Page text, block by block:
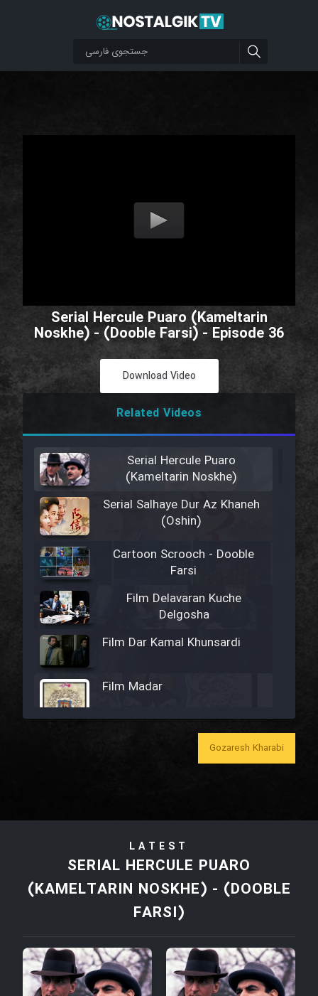
Serial Hercule Puaro (Kameltarin
Noskhe) - (Dooble Farsi) - Episode 36
Download Video
Related Videos
Serial Hercule Puaro
(Kameltarin Noskhe)
Serial Salhaye Dur Az Khaneh
(Oshin)
Cartoon Scrooch - Dooble
Farsi
Film Delavaran Kuche
Delgosha
Film Dar Kamal Khunsardi
Film Madar
Film Bozorg Kheily Bozorg
Film Tora Dust Daram
Film Zir Derakht Holu
Film Avar
Gozaresh Kharabi
LATEST
SERIAL HERCULE PUARO
(KAMELTARIN NOSKHE) - (DOOBLE
FARSI)